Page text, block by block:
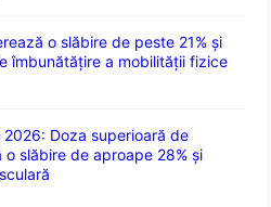
o slăbire de peste 21% și
îmbunătățire a mobilității fizice
Doza superioară de
slăbire de aproape 28% și